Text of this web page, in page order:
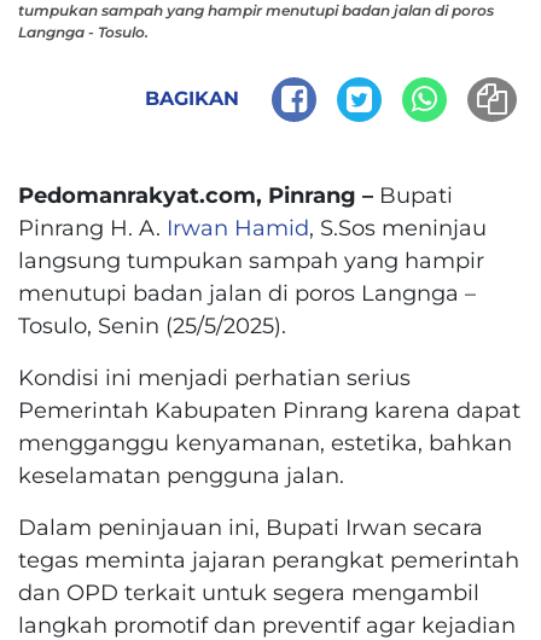
tumpukan sampah yang hampir menutupi badan jalan di poros
Langnga - Tosulo.
BAGIKAN
Pedomanrakyat.com, Pinrang – Bupati
Pinrang H. A. Irwan Hamid, S.Sos meninjau
langsung tumpukan sampah yang hampir
menutupi badan jalan di poros Langnga –
Tosulo, Senin (25/5/2025).
Kondisi ini menjadi perhatian serius
Pemerintah Kabupaten Pinrang karena dapat
mengganggu kenyamanan, estetika, bahkan
keselamatan pengguna jalan.
Dalam peninjauan ini, Bupati Irwan secara
tegas meminta jajaran perangkat pemerintah
dan OPD terkait untuk segera mengambil
langkah promotif dan preventif agar kejadian